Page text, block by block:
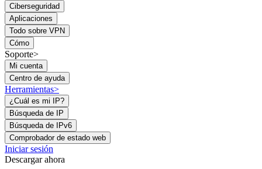
Ciberseguridad
Aplicaciones
Todo sobre VPN
Cómo
Soporte>
Mi cuenta
Centro de ayuda
Herramientas>
¿Cuál es mi IP?
Búsqueda de IP
Búsqueda de IPv6
Comprobador de estado web
Iniciar sesión
Descargar ahora